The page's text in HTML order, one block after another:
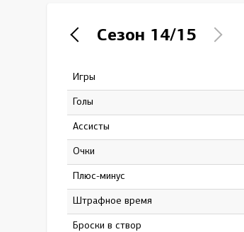
Сезон 14/15
Игры
Голы
Ассисты
Очки
Плюс-минус
штрафное время
Броски в створ